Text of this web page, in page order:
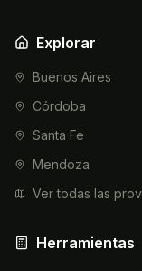
Explorar
Buenos Aires
Córdoba
Santa Fe
Mendoza
Ver todas las
Herramientas